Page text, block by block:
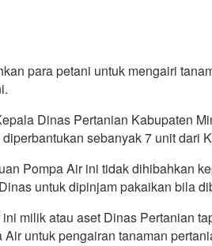
para petani untuk mengairi
Dinas Pertanian Kabupaten
sebanyak 7 unit dari
Pompa Air ini tidak dihibahkan
untuk dipinjam pakaikan bila
ini milik atau aset Dinas Pertanian
untuk pengairan tanaman